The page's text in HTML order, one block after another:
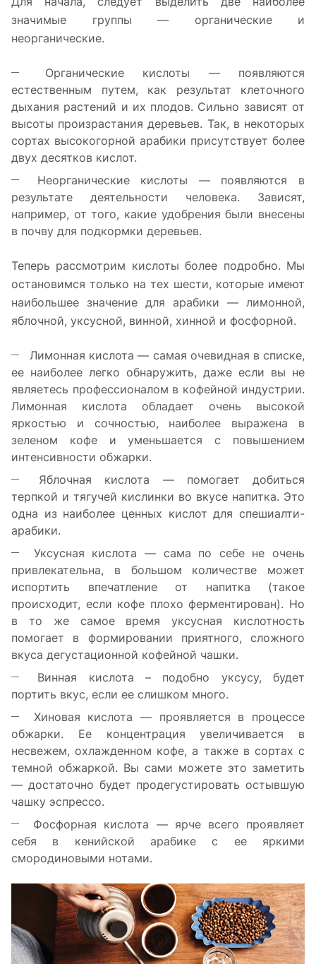
значимые группы — органические и
неорганические.
Органические кислоты — появляются
естественным путем, как результат клеточного
дыхания растений и их плодов. Сильно зависят от
высоты произрастания деревьев. Так, в некоторых
сортах высокогорной арабики присутствует более
двух десятков кислот.
Неорганические кислоты — появляются в
результате деятельности человека. Зависят,
например, от того, какие удобрения были внесены
в почву для подкормки деревьев.
Теперь рассмотрим кислоты более подробно. Мы
остановимся только на тех шести, которые имеют
наибольшее значение для арабики — лимонной,
яблочной, уксусной, винной, хинной и фосфорной.
Лимонная кислота — самая очевидная в списке,
ее наиболее легко обнаружить, даже если вы не
являетесь профессионалом в кофейной индустрии.
Лимонная кислота обладает очень высокой
яркостью и сочностью, наиболее выражена в
зеленом кофе и уменьшается с повышением
интенсивности обжарки.
Яблочная кислота — помогает добиться
терпкой и тягучей кислинки во вкусе напитка. Это
одна из наиболее ценных кислот для спешиалти-
арабики.
Уксусная кислота — сама по себе не очень
привлекательна, в большом количестве может
испортить впечатление от напитка (такое
происходит, если кофе плохо ферментирован). Но
в то же самое время уксусная кислотность
помогает в формировании приятного, сложного
вкуса дегустационной кофейной чашки.
Винная кислота – подобно уксусу, будет
портить вкус, если ее слишком много.
Хиновая кислота — проявляется в процессе
обжарки. Ее концентрация увеличивается в
несвежем, охлажденном кофе, а также в сортах с
темной обжаркой. Вы сами можете это заметить
— достаточно будет продегустировать остывшую
чашку эспрессо.
Фосфорная кислота — ярче всего проявляет
себя в кенийской арабике с ее яркими
смородиновыми нотами.